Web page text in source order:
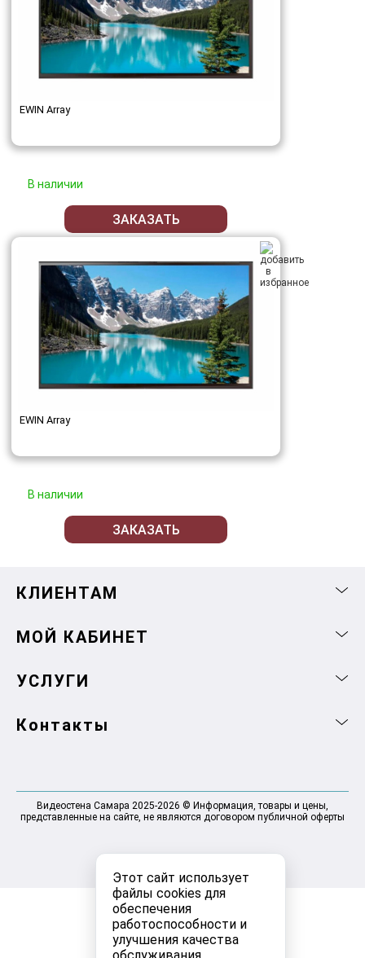
Этот сайт использует
файлы cookies для
обеспечения
работоспособности и
улучшения качества
EWIN Array
В наличии
ЗАКАЗАТЬ
EWIN Array
В наличии
ЗАКАЗАТЬ
КЛИЕНТАМ
МОЙ КАБИНЕТ
УСЛУГИ
Контакты
Видеостена Самара 2025-2026 © Информация, товары и цены,
представленные на сайте, не являются договором публичной оферты